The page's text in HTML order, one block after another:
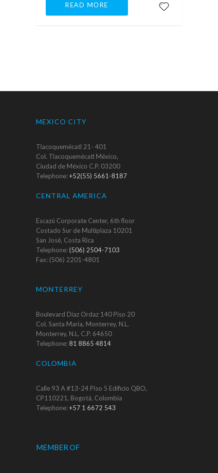
READ MORE
MEXICO CITY
Tlacoquemécatl 21- 401
Col. Tlacoquemécatl México,
Ciudad de México C.P. 03200
Telephone:+52(55) 5661-8187
CENTRAL AMERICA
Escazú Corporate Center, 6th floor
Costado Sur de Multiplaza 10201
San José, Costa Rica
Telephone:(506) 2504-7103
Fax: (506) 2201-4801
MONTERREY
Boulevard Díaz Ordaz 140 Piso 20
Col. Santa María, Monterrey, N.L.
Monterrey, N.L. C.P. 64650
Telephone:81 8865 4814
COLOMBIA
Calle 93 A #13-24 Piso 5 Edificio QBO,
CP110221, Bogotá, Colombia
Telephone:+57 1 6672 543
MEMBER OF